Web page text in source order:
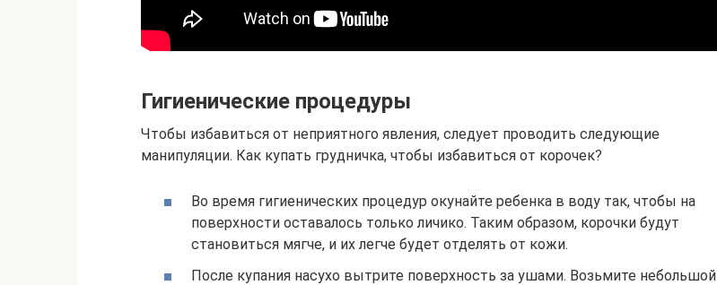
Гигиенические процедуры
Чтобы избавиться от неприятного явления, следует проводить следующие
манипуляции. Как купать грудничка, чтобы избавиться от корочек?
Во время гигиенических процедур окунайте ребенка в воду так, чтобы на
поверхности оставалось только личико. Таким образом, корочки будут
становиться мягче, и их легче будет отделять от кожи.
После купания насухо вытрите поверхность за ушами. Возьмите небольшой